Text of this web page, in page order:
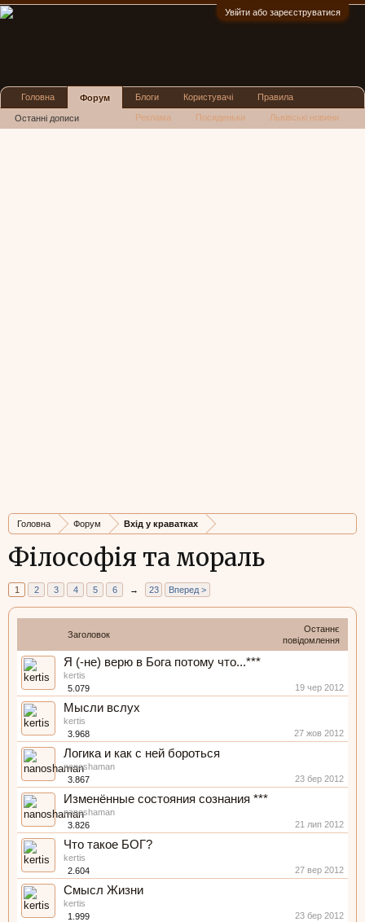
Увійти або зареєструватися
Головна Форум Вхід у краватках
Філософія та мораль
1 2 3 4 5 6 → 23 Вперед >
Заголовок
Останнє
повідомлення
Я (-не) верю в Бога потому что...***
kertis
5.079
19 чер 2012
Мысли вслух
kertis
3.968
27 жов 2012
Логика и как с ней бороться
nanoshaman
3.867
23 бер 2012
Изменённые состояния сознания ***
nanoshaman
3.826
21 лип 2012
Что такое БОГ?
kertis
2.604
27 вер 2012
Смысл Жизни
kertis
1.999
23 бер 2012
Головна Форум
Останні дописи
Блоги Користувачі Правила
Реклама Посиденьки Львівські новини